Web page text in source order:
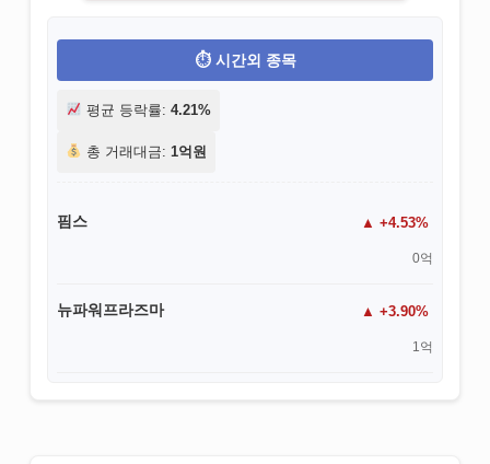
시간외 종목
평균 등락률: 4.21%
총 거래대금: 1억원
핌스 +4.53%
0억
뉴파워프라즈마 +3.90%
1억